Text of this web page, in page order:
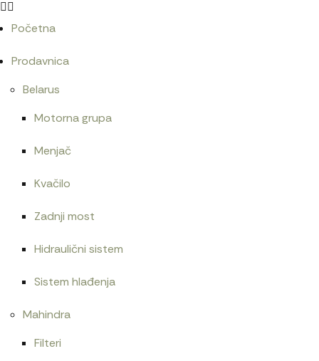
Početna
Prodavnica
Belarus
Motorna grupa
Menjač
Kvačilo
Zadnji most
Hidraulični sistem
Sistem hlađenja
Mahindra
Filteri